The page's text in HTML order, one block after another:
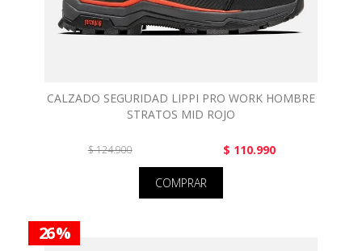
CALZADO SEGURIDAD LIPPI PRO WORK HOMBRE
STRATOS MID ROJO
$ 124.900 $ 110.990
COMPRAR
26 %